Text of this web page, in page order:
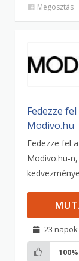
Megosztás
Fedezze
Modivo.hu
Fedezze fel
Modivo.hu-
23
100%